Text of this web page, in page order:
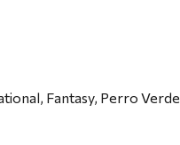
Fantasy, Perro Verde